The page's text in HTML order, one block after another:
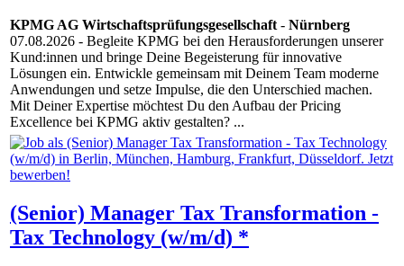
KPMG AG Wirtschaftsprüfungsgesellschaft- Nürnberg
07.08.2026 - Begleite KPMG bei den Herausforderungen unserer
Kund:innen und bringe Deine Begeisterung für innovative
Lösungen ein. Entwickle gemeinsam mit Deinem Team moderne
Anwendungen und setze Impulse, die den Unterschied machen.
Mit Deiner Expertise möchtest Du den Aufbau der Pricing
Excellence bei KPMG aktiv gestalten? ...
(Senior) Manager Tax Transformation -
Tax Technology (w/m/d) *